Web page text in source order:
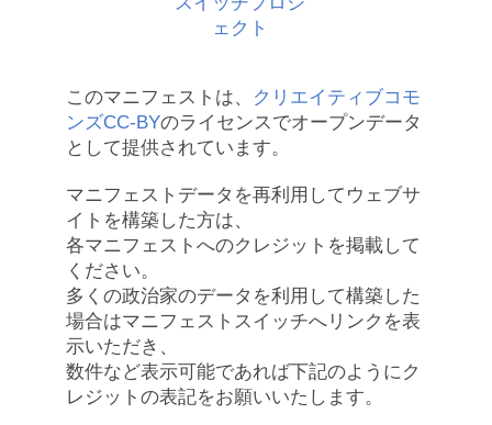
このマニフェストは、
クリエイティブコモ
ンズCC-BYのライセンスでオープンデータ
として提供されています。
マニフェストデータを再利用してウェブサ
イトを構築した方は、
各マニフェストへのクレジットを掲載して
ください。
多くの政治家のデータを利用して構築した
場合はマニフェストスイッチへリンクを表
示いただき、
数件など表示可能であれば下記のようにク
レジットの表記をお願いいたします。